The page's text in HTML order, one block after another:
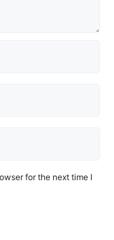
for the next time I